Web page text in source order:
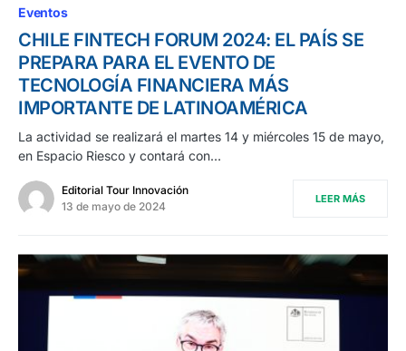
Eventos
CHILE FINTECH FORUM 2024: EL PAÍS SE
PREPARA PARA EL EVENTO DE
TECNOLOGÍA FINANCIERA MÁS
IMPORTANTE DE LATINOAMÉRICA
La actividad se realizará el martes 14 y miércoles 15 de mayo,
en Espacio Riesco y contará con…
Editorial Tour Innovación
13 de mayo de 2024
LEER MÁS